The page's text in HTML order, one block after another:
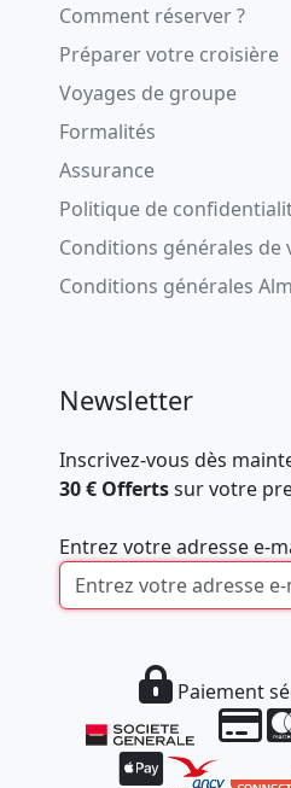
Comment réserver ?
Préparer votre croisière
Voyages de groupe
Formalités
Assurance
Politique de
Conditions générales de
Conditions générales
Newsletter
Inscrivez-vous dès
30 € Offertssur votre
Entrez votre adresse e-
Paiement